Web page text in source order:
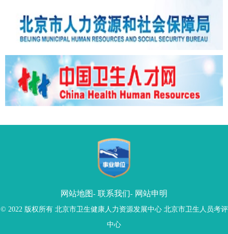
网站地图 - 联系我们- 网站申明
© 2022 版权所有 北京市卫生健康人力资源发展中心 北京市卫生人员考评
中心